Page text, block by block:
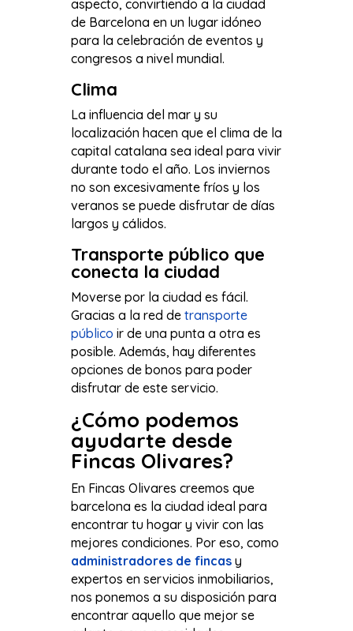
aspecto, convirtiendo a la ciudad
de Barcelona en un lugar idóneo
para la celebración de eventos y
congresos a nivel mundial.
Clima
La influencia del mar y su
localización hacen que el clima de la
capital catalana sea ideal para vivir
durante todo el año. Los inviernos
no son excesivamente fríos y los
veranos se puede disfrutar de días
largos y cálidos.
Transporte público que
conecta la ciudad
Moverse por la ciudad es fácil.
Gracias a la red de transporte
público ir de una punta a otra es
posible. Además, hay diferentes
opciones de bonos para poder
disfrutar de este servicio.
¿Cómo podemos
ayudarte desde
Fincas Olivares?
En Fincas Olivares creemos que
barcelona es la ciudad ideal para
encontrar tu hogar y vivir con las
mejores condiciones. Por eso, como
administradores de fincasy
expertos en servicios inmobiliarios,
nos ponemos a su disposición para
encontrar aquello que mejor se